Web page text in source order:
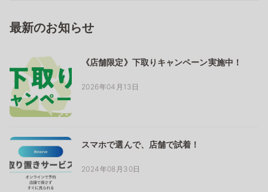
最新のお知らせ
《店舗限定》下取りキャンペーン実施中！
2026年04月13日
スマホで選んで、店舗で試着！
2024年08月30日